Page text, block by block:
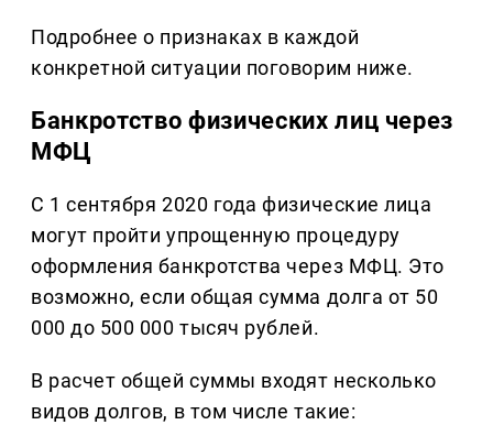
Подробнее о признаках в каждой
конкретной ситуации поговорим ниже.
Банкротство физических лиц через
МФЦ
С 1 сентября 2020 года физические лица
могут пройти упрощенную процедуру
оформления банкротства через МФЦ. Это
возможно, если общая сумма долга от 50
000 до 500 000 тысяч рублей.
В расчет общей суммы входят несколько
видов долгов, в том числе такие: